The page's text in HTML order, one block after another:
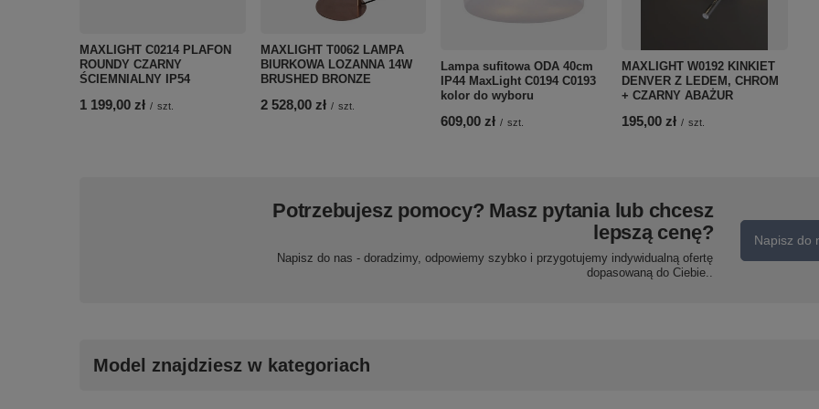
MAXLIGHT C0214 PLAFON
ROUNDY CZARNY
ŚCIEMNIALNY IP54
1 199,00 zł / szt.
MAXLIGHT T0062 LAMPA
BIURKOWA LOZANNA 14W
BRUSHED BRONZE
2 528,00 zł / szt.
Lampa sufitowa ODA 40cm
IP44 MaxLight C0194 C0193
kolor do wyboru
609,00 zł / szt.
MAXLIGHT W0192 KINKIET
DENVER Z LEDEM, CHROM
+ CZARNY ABAŻUR
195,00 zł / szt.
Potrzebujesz pomocy? Masz pytania lub chcesz
lepszą cenę?
Napisz do nas - doradzimy, odpowiemy szybko i przygotujemy indywidualną ofertę
dopasowaną do Ciebie..
Napisz do
Model znajdziesz w kategoriach